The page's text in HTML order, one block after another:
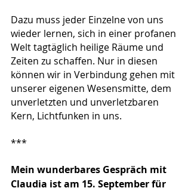
Dazu muss jeder Einzelne von uns
wieder lernen, sich in einer profanen
Welt tagtäglich heilige Räume und
Zeiten zu schaffen. Nur in diesen
können wir in Verbindung gehen mit
unserer eigenen Wesensmitte, dem
unverletzten und unverletzbaren
Kern, Lichtfunken in uns.
***
Mein wunderbares Gespräch mit
Claudia ist am 15. September für